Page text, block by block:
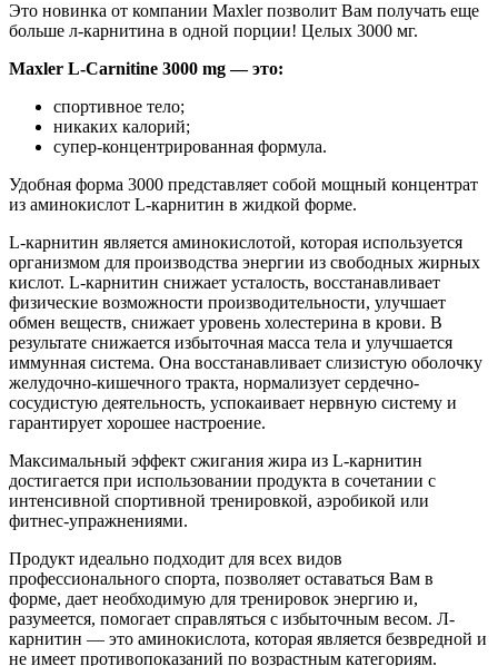
Это новинка от компании Maxler позволит Вам получать еще
больше л-карнитина в одной порции! Целых 3000 мг.
Maxler L-Carnitine 3000 mg — это:
спортивное тело;
никаких калорий;
супер-концентрированная формула.
Удобная форма 3000 представляет собой мощный концентрат
из аминокислот L-карнитин в жидкой форме.
L-карнитин является аминокислотой, которая используется
организмом для производства энергии из свободных жирных
кислот. L-карнитин снижает усталость, восстанавливает
физические возможности производительности, улучшает
обмен веществ, снижает уровень холестерина в крови. В
результате снижается избыточная масса тела и улучшается
иммунная система. Она восстанавливает слизистую оболочку
желудочно-кишечного тракта, нормализует сердечно-
сосудистую деятельность, успокаивает нервную систему и
гарантирует хорошее настроение.
Максимальный эффект сжигания жира из L-карнитин
достигается при использовании продукта в сочетании с
интенсивной спортивной тренировкой, аэробикой или
фитнес-упражнениями.
Продукт идеально подходит для всех видов
профессионального спорта, позволяет оставаться Вам в
форме, дает необходимую для тренировок энергию и,
разумеется, помогает справляться с избыточным весом. Л-
карнитин — это аминокислота, которая является безвредной и
не имеет противопоказаний по возрастным категориям.